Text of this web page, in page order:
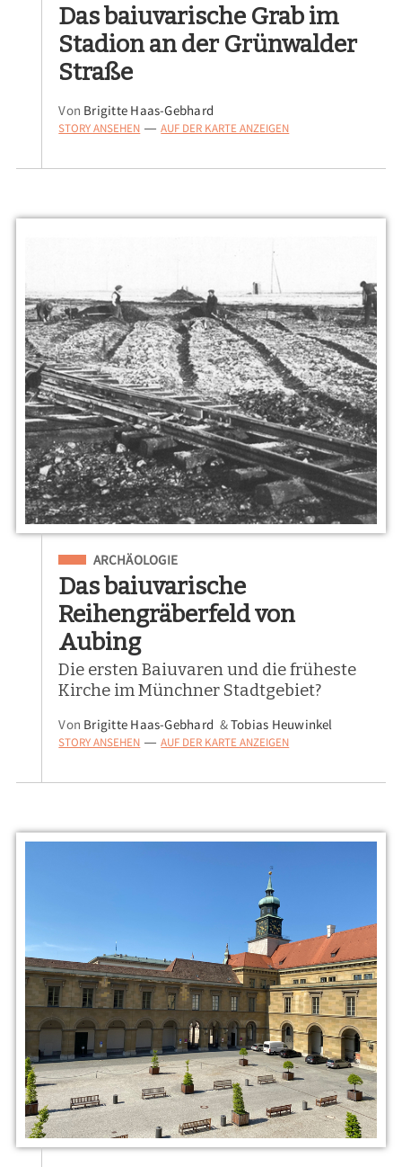
Das baiuvarische Grab im
Stadion an der Grünwalder
Straße
Von Brigitte Haas-Gebhard
STORY ANSEHEN — AUF DER KARTE ANZEIGEN
Eingeordnet unter
ARCHÄOLOGIE
Das baiuvarische
Reihengräberfeld von
Aubing
Die ersten Baiuvaren und die früheste
Kirche im Münchner Stadtgebiet?
Von Brigitte Haas-Gebhard &Tobias Heuwinkel
STORY ANSEHEN — AUF DER KARTE ANZEIGEN